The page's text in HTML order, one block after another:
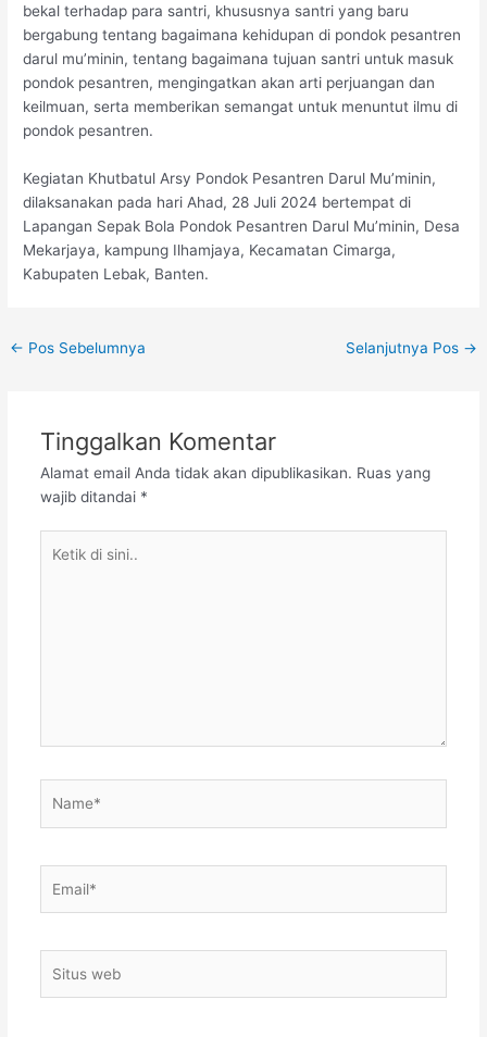
bekal terhadap para santri, khususnya santri yang baru
bergabung tentang bagaimana kehidupan di pondok pesantren
darul mu’minin, tentang bagaimana tujuan santri untuk masuk
pondok pesantren, mengingatkan akan arti perjuangan dan
keilmuan, serta memberikan semangat untuk menuntut ilmu di
pondok pesantren.
Kegiatan Khutbatul Arsy Pondok Pesantren Darul Mu’minin,
dilaksanakan pada hari Ahad, 28 Juli 2024 bertempat di
Lapangan Sepak Bola Pondok Pesantren Darul Mu’minin, Desa
Mekarjaya, kampung Ilhamjaya, Kecamatan Cimarga,
Kabupaten Lebak, Banten.
← Pos Sebelumnya Selanjutnya Pos →
Tinggalkan Komentar
Alamat email Anda tidak akan dipublikasikan. Ruas yang
wajib ditandai *
web